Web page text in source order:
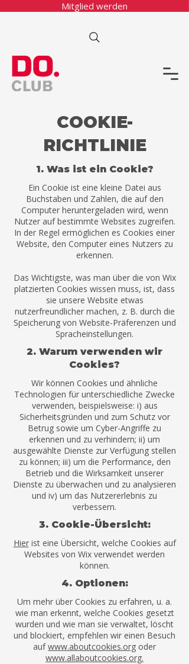
Mitglied werden
COOKIE-
RICHTLINIE
1. Was ist ein Cookie?
Ein Cookie ist eine kleine Datei aus
Buchstaben und Zahlen, die auf den
Computer heruntergeladen wird, wenn
Nutzer auf bestimmte Websites zugreifen.
In der Regel ermöglichen es Cookies einer
Website, den Computer eines Nutzers zu
erkennen.
Das Wichtigste, was man über die von Wix
platzierten Cookies wissen muss, ist, dass
sie unsere Website etwas
nutzerfreundlicher machen, z. B. durch die
Speicherung von Website-Präferenzen und
Spracheinstellungen.
2. Warum verwenden wir
Cookies?
Wir können Cookies und ähnliche
Technologien für unterschiedliche Zwecke
verwenden, beispielsweise: i) aus
Sicherheitsgründen und zum Schutz vor
Betrug sowie um Cyber-Angriffe zu
erkennen und zu verhindern; ii) um
ausgewählte Dienste zur Verfügung stellen
zu können; iii) um die Performance, den
Betrieb und die Wirksamkeit unserer
Dienste zu überwachen und zu analysieren
und iv) um das Nutzererlebnis zu
verbessern.
3. Cookie-Übersicht:
Hierist eine Übersicht, welche Cookies auf
Websites von Wix verwendet werden
können.
4. Optionen:
Um mehr über Cookies zu erfahren, u. a.
wie man erkennt, welche Cookies gesetzt
wurden und wie man sie verwaltet, löscht
und blockiert, empfehlen wir einen Besuch
aufwww.aboutcookies.org oder
www.allaboutcookies.org.